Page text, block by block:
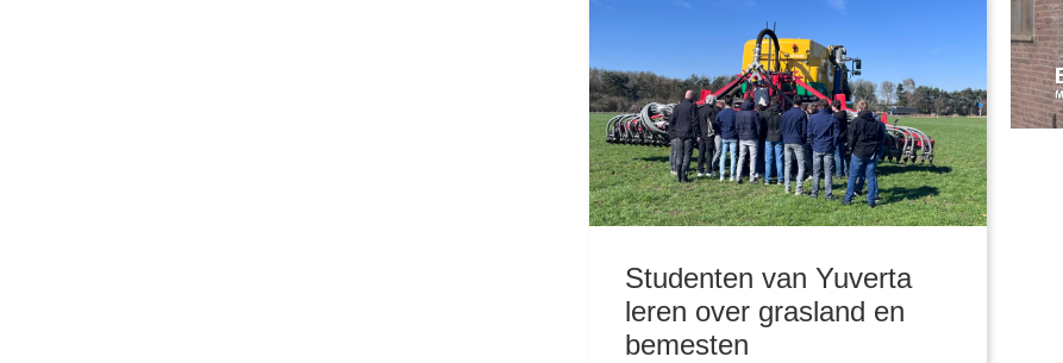
Studenten van Yuverta
leren over grasland en
bemesten